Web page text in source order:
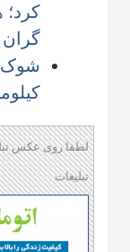
شوک
کیلومتری ۱
لطفا روی عکس
تبلیغات